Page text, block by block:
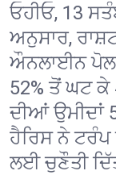
ਓਹੀਓ, 13
ਅਨੁਸਾਰ,
ਔਨਲਾਈਨ ਪੋਲ
52% ਤੋਂ ਘਟ ਕੇ
ਦੀਆਂ ਉਮੀਦਾਂ
ਹੈਰਿਸ ਨੇ
ਲਈ ਚੁਣੌਤੀ